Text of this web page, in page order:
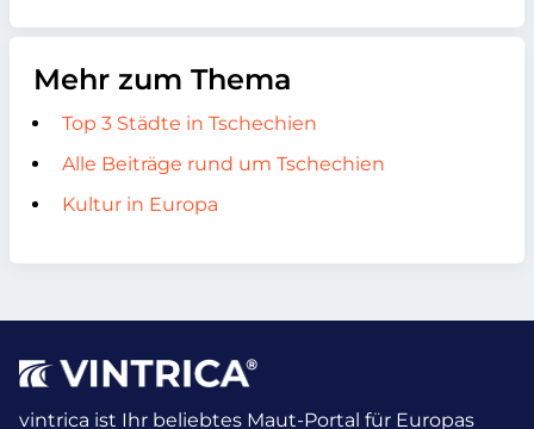
Mehr zum Thema
Top 3 Städte in Tschechien
Alle Beiträge rund um Tschechien
Kultur in Europa
vintrica ist Ihr beliebtes Maut-Portal für Europas